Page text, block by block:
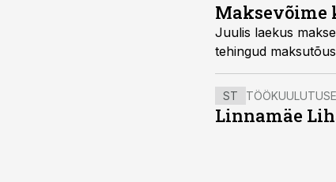
Maksevõime
Juulis laekus
tehingud
ST
Linnamäe